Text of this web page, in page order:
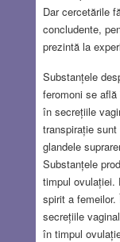
Dar cercetările
concludente,
prezintă la
Substanțele
feromoni se
în secrețiile
transpirație
glandele
Substanțele
timpul ovulației.
spirit a
secrețiile
în timpul